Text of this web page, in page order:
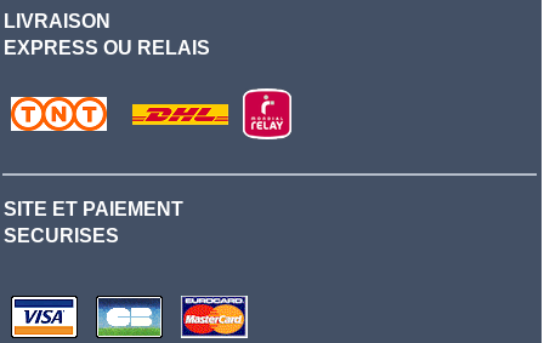
LIVRAISON
EXPRESS OU RELAIS
SITE ET PAIEMENT
SECURISES